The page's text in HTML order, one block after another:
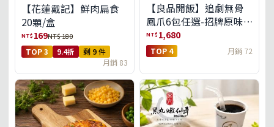
【花蓮戴記】鮮肉扁食
20顆/盒
NT$ 169NT$ 180
TOP 3 9.4折
剩 9 件
月銷 83
【良品開飯】追劇無骨
鳳爪6包任選-招牌原味/
濃濃蒜香/過癮麻辣(免運
組)
NT$ 1,680
TOP 4 月銷 72